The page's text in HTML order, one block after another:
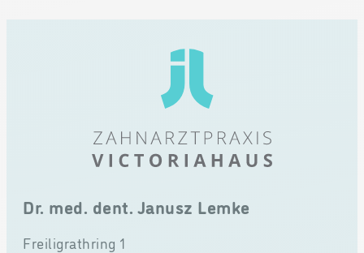
Dr. med. dent. Janusz Lemke
Freiligrathring 1